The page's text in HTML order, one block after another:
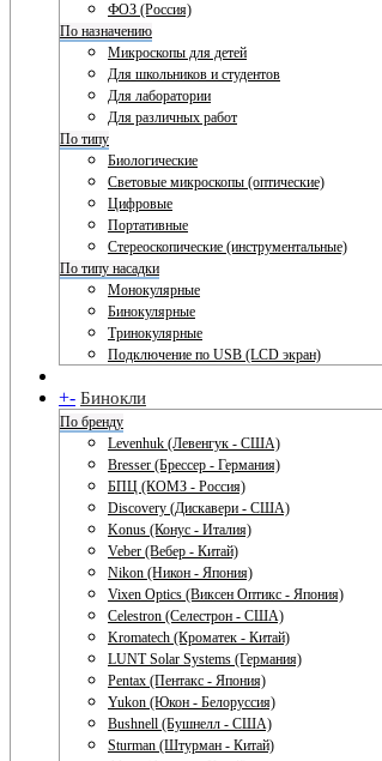
ФОЗ (Россия)
По назначению
Микроскопы для детей
Для школьников и студентов
Для лаборатории
Для различных работ
По типу
Биологические
Световые микроскопы (оптические)
Цифровые
Портативные
Стереоскопические (инструментальные)
По типу насадки
Монокулярные
Бинокулярные
Тринокулярные
Подключение по USB (LCD экран)
+- Бинокли
По бренду
Levenhuk (Левенгук - США)
Bresser (Брессер - Германия)
БПЦ (КОМЗ - Россия)
Discovery (Дискавери - США)
Konus (Конус - Италия)
Veber (Вебер - Китай)
Nikon (Никон - Япония)
Vixen Optics (Виксен Оптикс - Япония)
Celestron (Селестрон - США)
Kromatech (Кроматек - Китай)
LUNT Solar Systems (Германия)
Pentax (Пентакс - Япония)
Yukon (Юкон - Белоруссия)
Bushnell (Бушнелл - США)
Sturman (Штурман - Китай)